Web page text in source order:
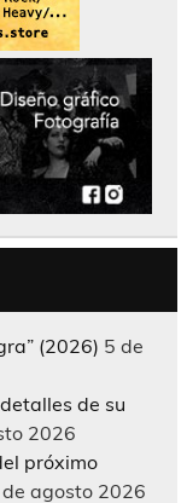
(2026) 5 de
de su
2026
próximo
agosto 2026